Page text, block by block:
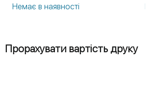
Немає в наявності
Прорахувати вартість друку